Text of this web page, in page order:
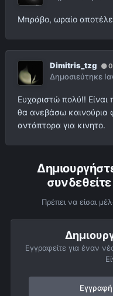
Μπράβο, ωραίο
Dimitris_tzg 0
Δημοσιεύτηκε
Ευχαριστώ πολύ!!
θα ανεβάσω
αντάπτορα για κινητο.
Πρέπει να είσαι
Εγγραφείτε για έναν